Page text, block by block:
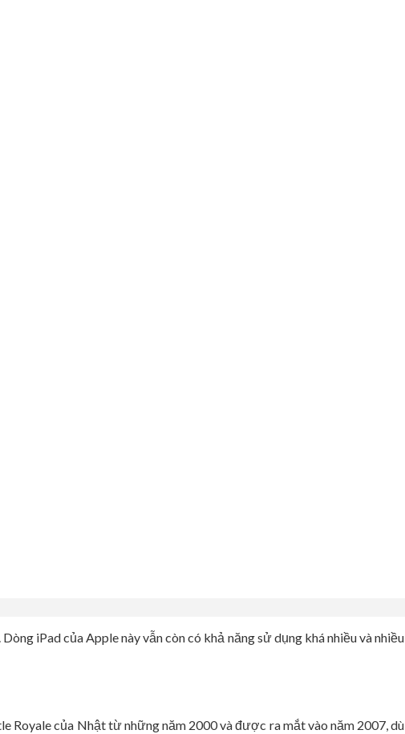
iPad của Apple này vẫn còn có khả năng sử dụng khá nhiều và
của Nhật từ những năm 2000 và được ra mắt vào năm 2007,